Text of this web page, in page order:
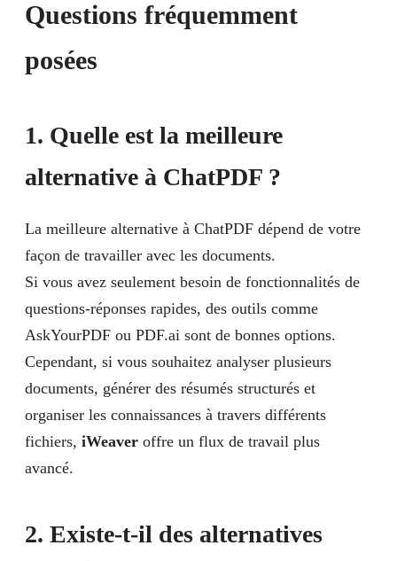
Questions fréquemment
posées
1. Quelle est la meilleure
alternative à ChatPDF ?
La meilleure alternative à ChatPDF dépend de votre
façon de travailler avec les documents.
Si vous avez seulement besoin de fonctionnalités de
questions-réponses rapides, des outils comme
AskYourPDF ou PDF.ai sont de bonnes options.
Cependant, si vous souhaitez analyser plusieurs
documents, générer des résumés structurés et
organiser les connaissances à travers différents
fichiers, iWeaver offre un flux de travail plus
avancé.
2. Existe-t-il des alternatives